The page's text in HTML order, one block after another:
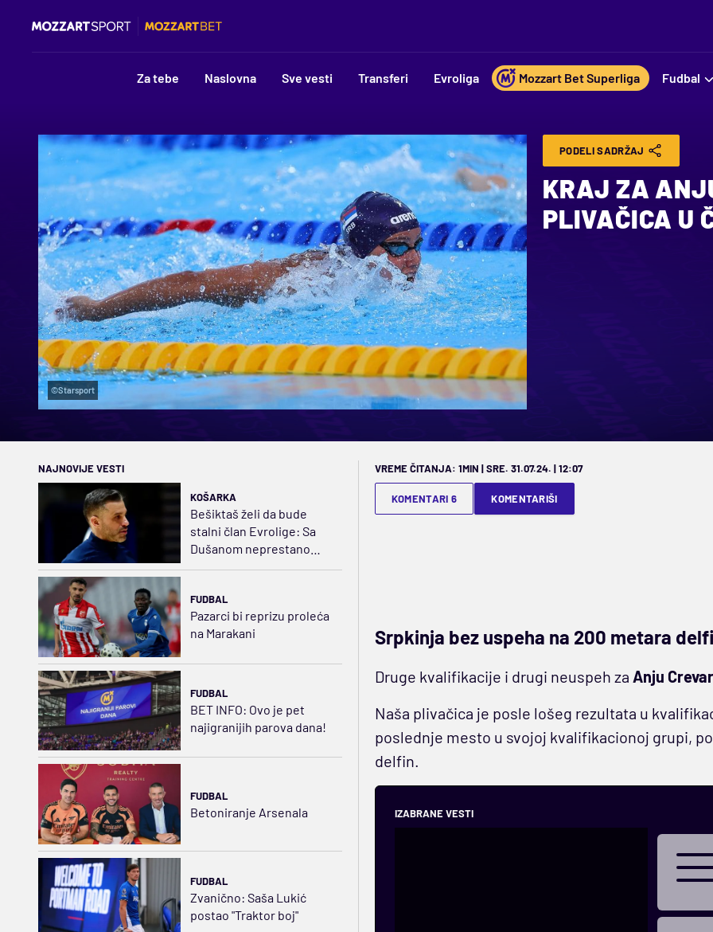
Za tebe Naslovna Sve vesti Transferi Evroliga Mozzart Bet Superliga Fudbal
©Starsport
PODELI SADRŽAJ
KRAJ ZA
PLIVAČICA U
NAJNOVIJE VESTI
KOŠARKA
Bešiktaš želi da bude
stalni član Evrolige: Sa
Dušanom neprestano
FUDBAL
Pazarci bi reprizu proleća
na Marakani
FUDBAL
BET INFO: Ovo je pet
najigranijih parova dana!
FUDBAL
Betoniranje Arsenala
FUDBAL
Zvanično: Saša Lukić
postao "Traktor boj"
VREME ČITANJA: 1MIN | SRE. 31.07.24. | 12:07
KOMENTARI 6 KOMENTARIŠI
Srpkinja bez uspeha na 200 metara
Druge kvalifikacije i drugi neuspeh za Anju Crevar
Naša plivačica je posle lošeg rezultata u
poslednje mesto u svojoj kvalifikacionoj grupi,
delfin.
IZABRANE VESTI